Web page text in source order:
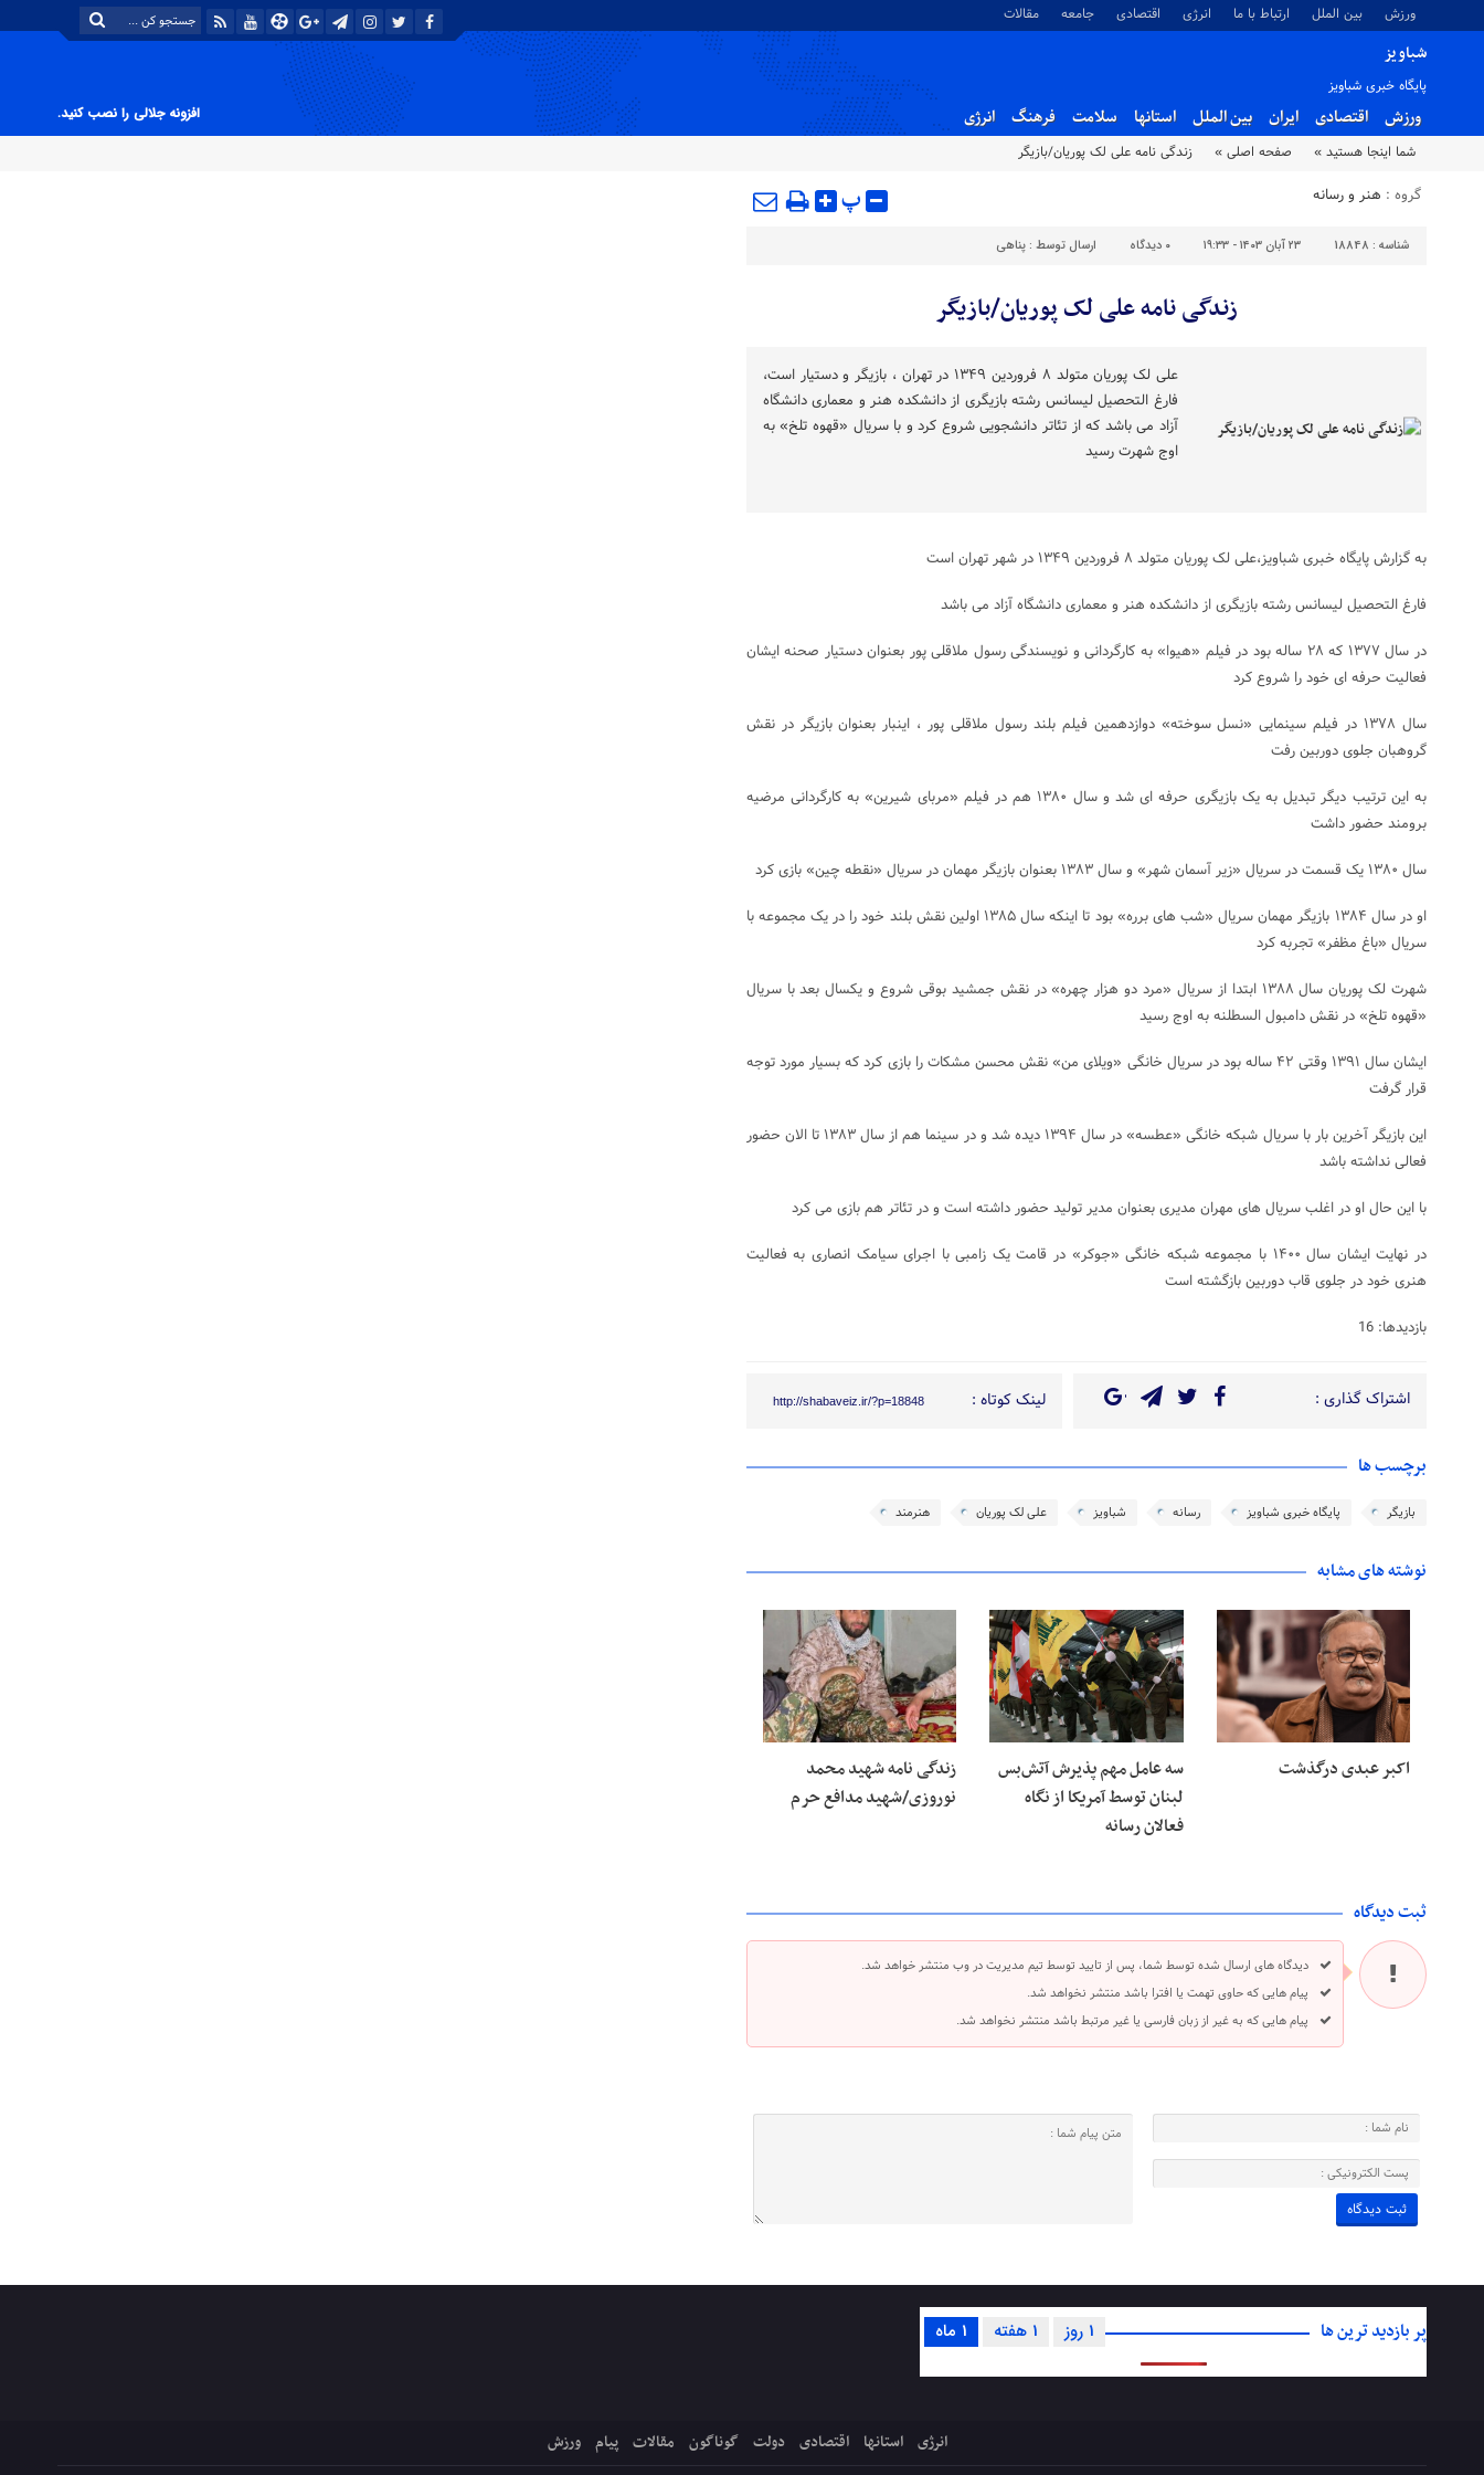
ورزش بین الملل ارتباط با ما انرژی اقتصادی جامعه مقالات
شباویز
پایگاه خبری شباویز
ورزش اقتصادی ایران بین الملل استانها سلامت فرهنگ انرژی افزونه جلالی را نصب کنید.
شما اینجا هستید » صفحه اصلی » زندگی نامه علی لک پوریان/بازیگر
گروه : هنر و رسانه پ
شناسه : 18848 ۲۳ آبان ۱۴۰۳ - ۱۹:۳۳ ۰ دیدگاه ارسال توسط : پناهی
زندگی نامه علی لک پوریان/بازیگر
علی لک پوریان متولد ۸ فروردین ۱۳۴۹ در تهران ، بازیگر و دستیار است،
فارغ التحصیل لیسانس رشته بازیگری از دانشکده هنر و معماری دانشگاه
آزاد می باشد که از تئاتر دانشجویی شروع کرد و با سریال «قهوه تلخ» به
اوج شهرت رسید
به گزارش پایگاه خبری شباویز،علی لک پوریان متولد ۸ فروردین ۱۳۴۹ در شهر تهران است
فارغ التحصیل لیسانس رشته بازیگری از دانشکده هنر و معماری دانشگاه آزاد می باشد
در سال ۱۳۷۷ که ۲۸ ساله بود در فیلم «هیوا» به کارگردانی و نویسندگی رسول ملاقلی پور بعنوان دستیار صحنه ایشان
فعالیت حرفه ای خود را شروع کرد
سال ۱۳۷۸ در فیلم سینمایی «نسل سوخته» دوازدهمین فیلم بلند رسول ملاقلی پور ، اینبار بعنوان بازیگر در نقش
گروهبان جلوی دوربین رفت
به این ترتیب دیگر تبدیل به یک بازیگری حرفه ای شد و سال ۱۳۸۰ هم در فیلم «مربای شیرین» به کارگردانی مرضیه
برومند حضور داشت
سال ۱۳۸۰ یک قسمت در سریال «زیر آسمان شهر» و سال ۱۳۸۳ بعنوان بازیگر مهمان در سریال «نقطه چین» بازی کرد
او در سال ۱۳۸۴ بازیگر مهمان سریال «شب های برره» بود تا اینکه سال ۱۳۸۵ اولین نقش بلند خود را در یک مجموعه با
سریال «باغ مظفر» تجربه کرد
شهرت لک پوریان سال ۱۳۸۸ ابتدا از سریال «مرد دو هزار چهره» در نقش جمشید بوقی شروع و یکسال بعد با سریال
«قهوه تلخ» در نقش دامبول السطلنه به اوج رسید
ایشان سال ۱۳۹۱ وقتی ۴۲ ساله بود در سریال خانگی «ویلای من» نقش محسن مشکات را بازی کرد که بسیار مورد توجه
قرار گرفت
این بازیگر آخرین بار با سریال شبکه خانگی «عطسه» در سال ۱۳۹۴ دیده شد و در سینما هم از سال ۱۳۸۳ تا الان حضور
فعالی نداشته باشد
با این حال او در اغلب سریال های مهران مدیری بعنوان مدیر تولید حضور داشته است و در تئاتر هم بازی می کرد
در نهایت ایشان سال ۱۴۰۰ با مجموعه شبکه خانگی «جوکر» در قامت یک زامبی با اجرای سیامک انصاری به فعالیت
هنری خود در جلوی قاب دوربین بازگشته است
بازدیدها: 16
اشتراک گذاری : لینک کوتاه : http://shabaveiz.ir/?p=18848
برچسب ها
بازیگر پایگاه خبری شباویز رسانه شباویز علی لک پوریان هنرمند
نوشته های مشابه
اکبر عبدی درگذشت
سه عامل مهم پذیرش آتش‌بس
لبنان توسط آمریکا از نگاه
فعالان رسانه
زندگی نامه شهید محمد
نوروزی/شهید مدافع حرم
ثبت دیدگاه
دیدگاه های ارسال شده توسط شما، پس از تایید توسط تیم مدیریت در وب منتشر خواهد شد.
پیام هایی که حاوی تهمت یا افترا باشد منتشر نخواهد شد.
پیام هایی که به غیر از زبان فارسی یا غیر مرتبط باشد منتشر نخواهد شد.
پر بازدید ترین ها 1 ماه 1 هفته 1 روز
انرژی استانها اقتصادی دولت گوناگون مقالات پیام ورزش